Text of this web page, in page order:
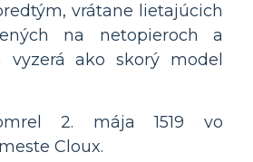
vrátane lietajúcich
na netopieroch a
vyzerá ako skorý model
2. mája 1519 vo
Cloux.